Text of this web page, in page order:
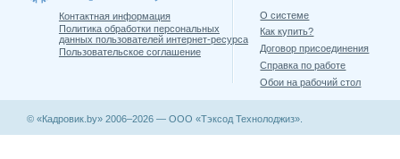
Контактная информация
Политика обработки персональных
данных пользователей интернет-ресурса
Пользовательское соглашение
О системе
Как купить?
Договор присоединения
Справка по работе
Обои на рабочий стол
© «Кадровик.by» 2006–2026 — ООО «Тэксод Технолоджиз».